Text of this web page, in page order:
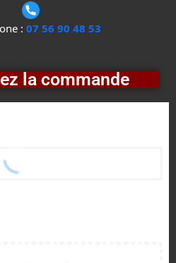
: 07 56 90 48 53
la commande